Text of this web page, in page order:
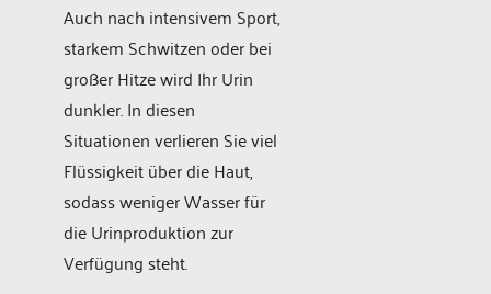
Auch nach intensivem Sport,
starkem Schwitzen oder bei
großer Hitze wird Ihr Urin
dunkler. In diesen
Situationen verlieren Sie viel
Flüssigkeit über die Haut,
sodass weniger Wasser für
die Urinproduktion zur
Verfügung steht.